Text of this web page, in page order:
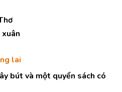
lai
bút và một quyển sách có